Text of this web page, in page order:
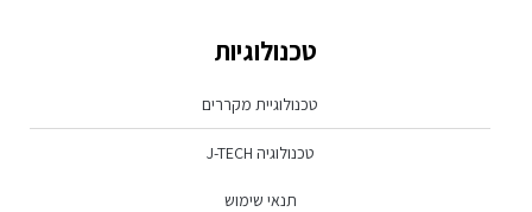
טכנולוגיות
טכנולוגיית מקררים
טכנולוגיה J-TECH
תנאי שימוש